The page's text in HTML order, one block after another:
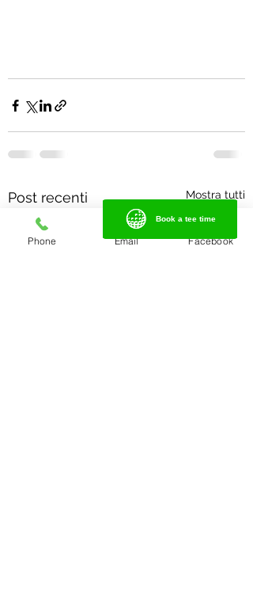
Post recenti Mostra tutti
Phone Email Facebook
Book a tee time
Book a tee time